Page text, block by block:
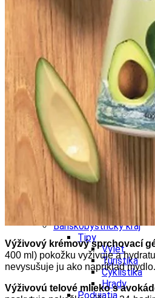
Výlet
Turistika
Cyklistika
Hrady
Podujatia
Výstava
Galéria
Festival
Folklór
Koncert
Ubytovanie
Pobyty
Wellness
Gastro
Kultúra a tradície
Kúpele
Šport a
Školstvo
Ekonomika
Banskobystrický kraj
Tipy
Výlet
Turistika
Cyklistika
Hrady
Podujatia
Výživový krémový sprchovací
400 ml) pokožku vyživuje a
nevysušuje ju ako napríklad mydlo.
Výživovú telové mlieko s